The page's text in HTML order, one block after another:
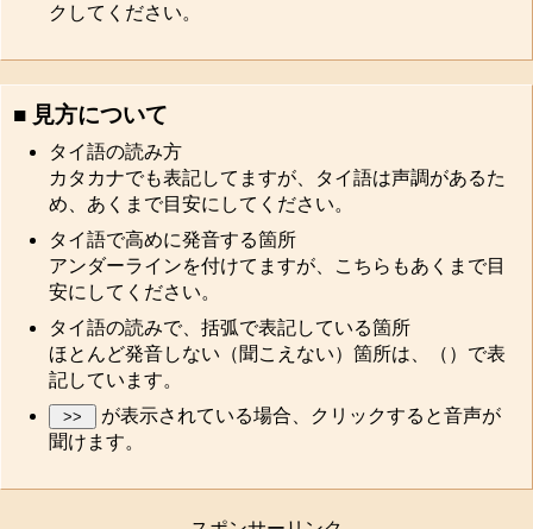
クしてください。
■ 見方について
タイ語の読み方
カタカナでも表記してますが、タイ語は声調があるた
め、あくまで目安にしてください。
タイ語で高めに発音する箇所
アンダーラインを付けてますが、こちらもあくまで目
安にしてください。
タイ語の読みで、括弧で表記している箇所
ほとんど発音しない（聞こえない）箇所は、（）で表
記しています。
が表示されている場合、クリックすると音声が
聞けます。